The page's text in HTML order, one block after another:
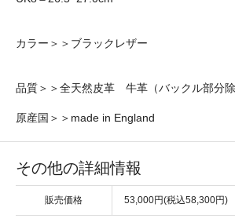
カラー＞＞ブラックレザー
品質＞＞全天然皮革 牛革（バックル部分除
原産国＞＞made in England
その他の詳細情報
販売価格 53,000円(税込58,300円)